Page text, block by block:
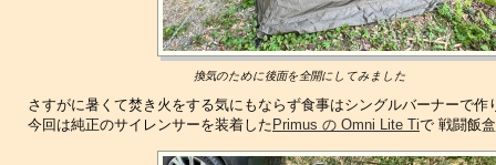
換気のために後面を全開にしてみました
さすがに暑くて焚き火をする気にもならず食事はシングルバーナーで作
今回は純正のサイレンサーを装着した Primus の Omni Lite Tiで 戦闘飯